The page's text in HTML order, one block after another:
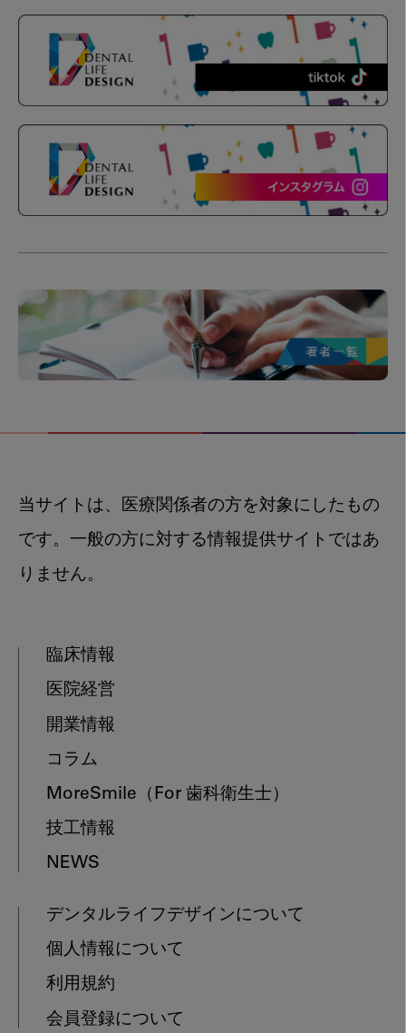
当サイトは、医療関係者の方を対象にしたもの
です。一般の方に対する情報提供サイトではあ
りません。
臨床情報
医院経営
開業情報
コラム
MoreSmile （For 歯科衛生士）
技工情報
NEWS
デンタルライフデザインについて
個人情報について
利用規約
会員登録について